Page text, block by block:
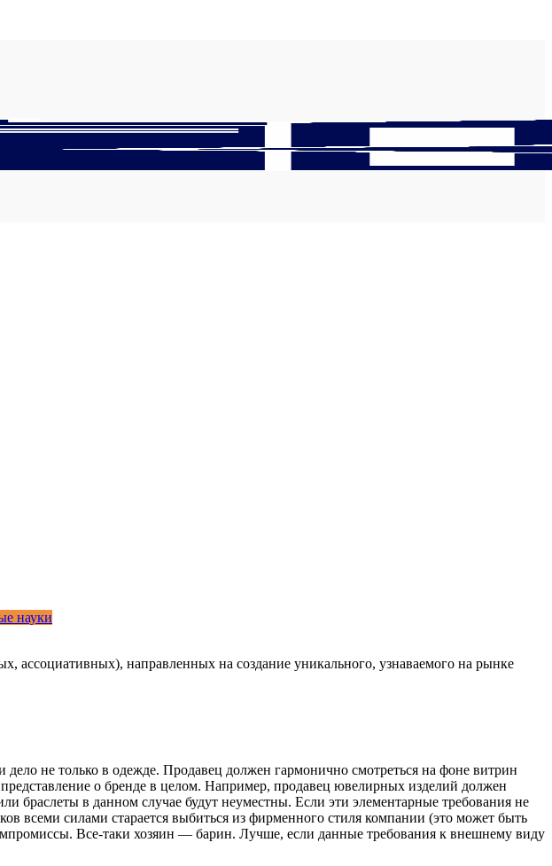
науки
ассоциативных), направленных на создание уникального, узнаваемого на рынке
не только в одежде. Продавец должен гармонично смотреться на фоне витрин
представление о бренде в целом. Например, продавец ювелирных изделий должен
браслеты в данном случае будут неуместны. Если эти элементарные требования не
всеми силами старается выбиться из фирменного стиля компании (это может быть
Все-таки хозяин — барин. Лучше, если данные требования к внешнему виду